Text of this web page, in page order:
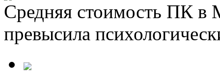
Средняя стоимость ПК в
превысила